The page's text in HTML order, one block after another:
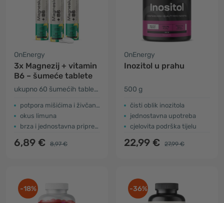
OnEnergy
3x Magnezij + vitamin
B6 – šumeće tablete
ukupno 60 šumećih tableta
potpora mišićima i živčanom sustavu
okus limuna
brza i jednostavna priprema
6,89 € 8,97 €
OnEnergy
Inozitol u prahu
500 g
čisti oblik inozitola
jednostavna upotreba
cjelovita podrška tijelu
22,99 € 27,99 €
-18% -36%